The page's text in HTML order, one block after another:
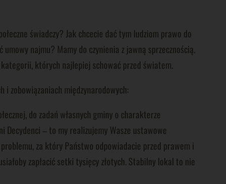
świadczy? Jak chcecie dać tym ludziom prawo do
najmu? Mamy do czynienia z jawną sprzecznością.
których najlepiej schować przed światem.
i zobowiązaniach międzynarodowych:
do zadań własnych gminy o charakterze
Decydenci – to my realizujemy Wasze ustawowe
za który Państwo odpowiadacie przed prawem i
zapłacić setki tysięcy złotych. Stabilny lokal to nie